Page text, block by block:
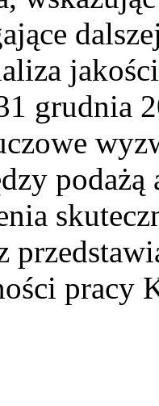
grudnia
podażą
pracy